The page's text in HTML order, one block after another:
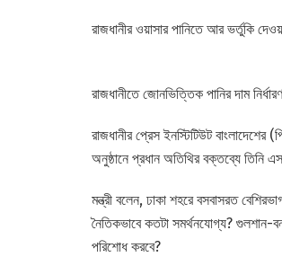
রাজধানীর ওয়াসার পানিতে আর ভর্তুকি
রাজধানীতে জোনভিত্তিক পানির দাম
রাজধানীর প্রেস ইনস্টিটিউট বাংলাদেশের
অনুষ্ঠানে প্রধান অতিথির বক্তব্যে তিনি
মন্ত্রী বলেন, ঢাকা শহরে বসবাসরত
নৈতিকভাবে কতটা সমর্থনযোগ্য? গুলশান-
পরিশোধ করবে?